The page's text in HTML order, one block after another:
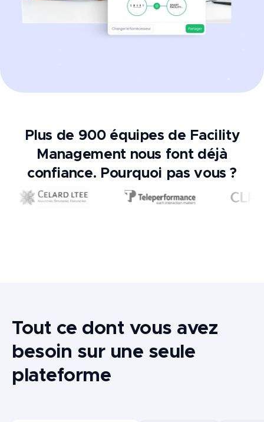
Plus de 900 équipes de Facility
Management nous font déjà
confiance. Pourquoi pas vous ?
Tout ce dont vous avez
besoin sur une seule
plateforme